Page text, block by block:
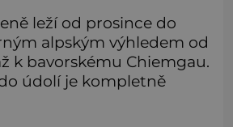
leží od prosince do
alpským výhledem od
k bavorskému Chiemgau.
údolí je kompletně